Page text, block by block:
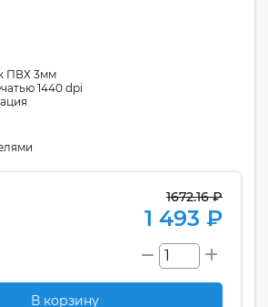
ПВХ 3мм
1440 dpi
1672.16 ₽
1 493 ₽
В корзину